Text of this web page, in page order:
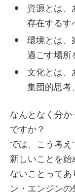
資源とは
存在するす
環境とは
過ごす場所
文化とは
集団的思考
なんとなく分
ですか？
では、こう考
新しいことを
ないことって
ン・エンジン